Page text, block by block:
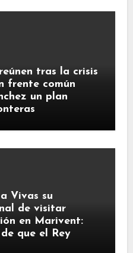
tras la crisis
frente común
un plan
Vivas su
de visitar
en Marivent:
que el Rey